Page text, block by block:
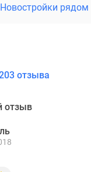
Новостройки рядом
отзыва
отзыв